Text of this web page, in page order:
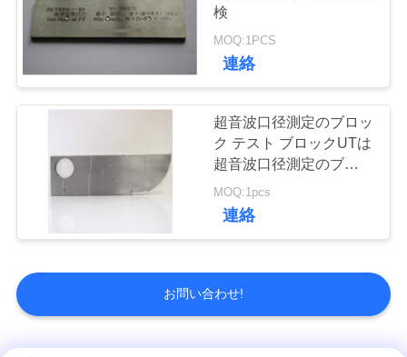
検
MOQ:1PCS
連絡
超音波口径測定のブロッ
ク テスト ブロックUTは
超音波口径測定のブロッ
クの製造業者を妨げる
MOQ:1pcs
連絡
お問い合わせ!